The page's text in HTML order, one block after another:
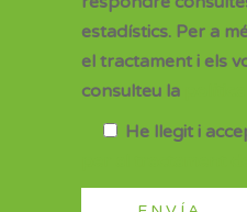
estadístics. Per a
el tractament i els
consulteu la
He llegit i